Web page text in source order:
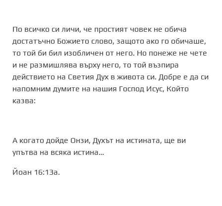
По всичко си личи, че простият човек не обича
достатъчно Божието слово, защото ако го обичаше,
то той би бил изобличен от него. Но понеже не чете
и не размишлява върху него, то той възпира
действието на Светия Дух в живота си. Добре е да си
напомним думите на нашия Господ Исус, Който
казва:
А когато дойде Онзи, Духът на истината, ще ви
упътва на всяка истина…
Йоан 16:13а.